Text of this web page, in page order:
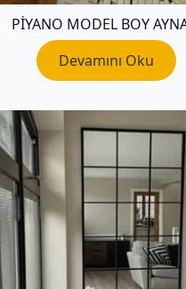
PIYANO MODEL BOY
Devamını Oku